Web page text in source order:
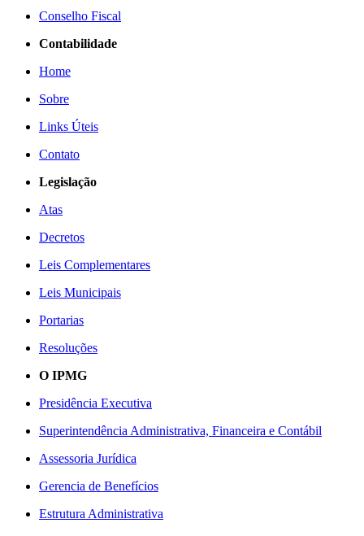
Conselho Fiscal
Contabilidade
Home
Sobre
Links Úteis
Contato
Legislação
Atas
Decretos
Leis Complementares
Leis Municipais
Portarias
Resoluções
O IPMG
Presidência Executiva
Superintendência Administrativa, Financeira e Contábil
Assessoria Jurídica
Gerencia de Benefícios
Estrutura Administrativa